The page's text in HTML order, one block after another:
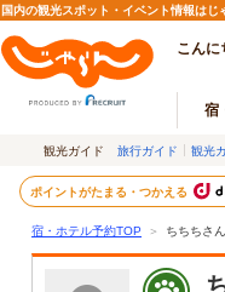
国内の観光スポット・イベント情報は
こんに
宿
観光ガイド 旅行ガイド 観光
ポイントがたまる・つかえる
宿・ホテル予約TOP ＞ ちちちさ